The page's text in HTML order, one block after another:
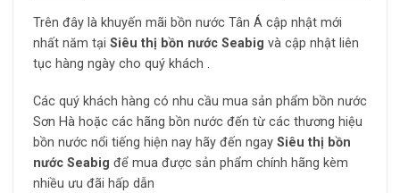
Trên đây là khuyến mãi bồn nước Tân Á cập nhật mới
nhất năm tại Siêu thị bồn nước Seabig và cập nhật liên
tục hàng ngày cho quý khách .
Các quý khách hàng có nhu cầu mua sản phẩm bồn nước
Sơn Hà hoặc các hãng bồn nước đến từ các thương hiệu
bồn nước nổi tiếng hiện nay hãy đến ngay Siêu thị bồn
nước Seabig để mua được sản phẩm chính hãng kèm
nhiều ưu đãi hấp dẫn